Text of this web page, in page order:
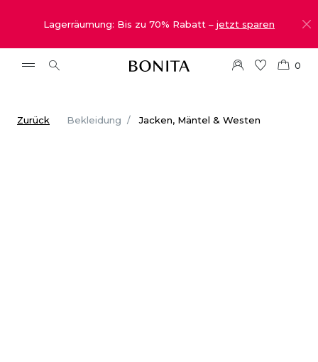
Lagerräumung: Bis zu 70% Rabatt – jetzt sparen
0
Zurück Bekleidung Jacken, Mäntel & Westen